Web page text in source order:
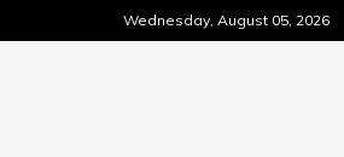
to
Wednesday, August 05, 2026